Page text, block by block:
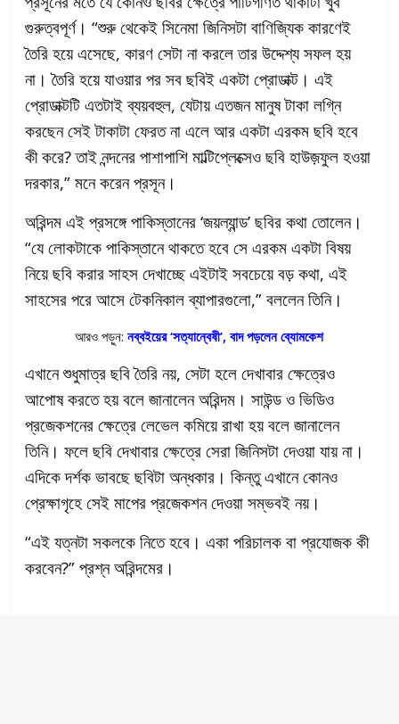
গুরুত্বপূর্ণ। “শুরু থেকেই সিনেমা জিনিসটা বাণিজ্যিক কারণেই
তৈরি হয়ে এসেছে, কারণ সেটা না করলে তার উদ্দেশ্য সফল হয়
না। তৈরি হয়ে যাওয়ার পর সব ছবিই একটা প্রোডাক্ট। এই
প্রোডাক্টটি এতটাই ব্যয়বহুল, যেটায় এতজন মানুষ টাকা লগ্নি
করছেন সেই টাকাটা ফেরত না এলে আর একটা এরকম ছবি হবে
কী করে? তাই নন্দনের পাশাপাশি মাল্টিপ্লেক্সেও ছবি হাউজ়ফুল হওয়া
দরকার,” মনে করেন প্রসূন।
অরিন্দম এই প্রসঙ্গে পাকিস্তানের ‘জয়ল্যান্ড’ ছবির কথা তোলেন।
“যে লোকটাকে পাকিস্তানে থাকতে হবে সে এরকম একটা বিষয়
নিয়ে ছবি করার সাহস দেখাচ্ছে এইটাই সবচেয়ে বড় কথা, এই
সাহসের পরে আসে টেকনিকাল ব্যাপারগুলো,” বললেন তিনি।
আরও পড়ুন:নব্বইয়ের ‘সত্যান্বেষী’, বাদ পড়লেন ব্যোমকেশ
এখানে শুধুমাত্র ছবি তৈরি নয়, সেটা হলে দেখাবার ক্ষেত্রেও
আপোষ করতে হয় বলে জানালেন অরিন্দম। সাউন্ড ও ভিডিও
প্রজেকশনের ক্ষেত্রে লেভেল কমিয়ে রাখা হয় বলে জানালেন
তিনি। ফলে ছবি দেখাবার ক্ষেত্রে সেরা জিনিসটা দেওয়া যায় না।
এদিকে দর্শক ভাবছে ছবিটা অন্ধকার। কিন্তু এখানে কোনও
প্রেক্ষাগৃহে সেই মাপের প্রজেকশন দেওয়া সম্ভবই নয়।
“এই যত্নটা সকলকে নিতে হবে। একা পরিচালক বা প্রযোজক কী
করবেন?” প্রশ্ন অরিন্দমের।